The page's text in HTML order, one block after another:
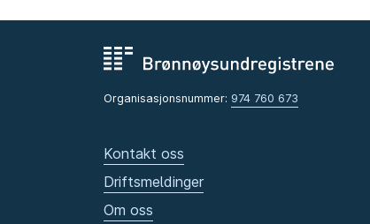
Organisasjonsnummer: 974 760 673
Kontakt oss
Driftsmeldinger
Om oss